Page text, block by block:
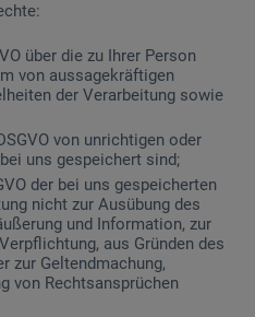
über die zu Ihrer Person
von aussagekräftigen
der Verarbeitung sowie
von unrichtigen oder
uns gespeichert sind;
der bei uns gespeicherten
nicht zur Ausübung des
und Information, zur
aus Gründen des
zur Geltendmachung,
von Rechtsansprüchen